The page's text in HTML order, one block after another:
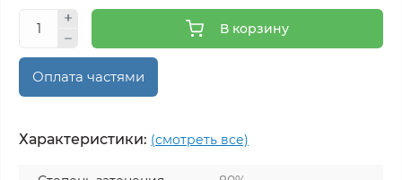
В корзину
Оплата частями
Характеристики: (смотреть все)